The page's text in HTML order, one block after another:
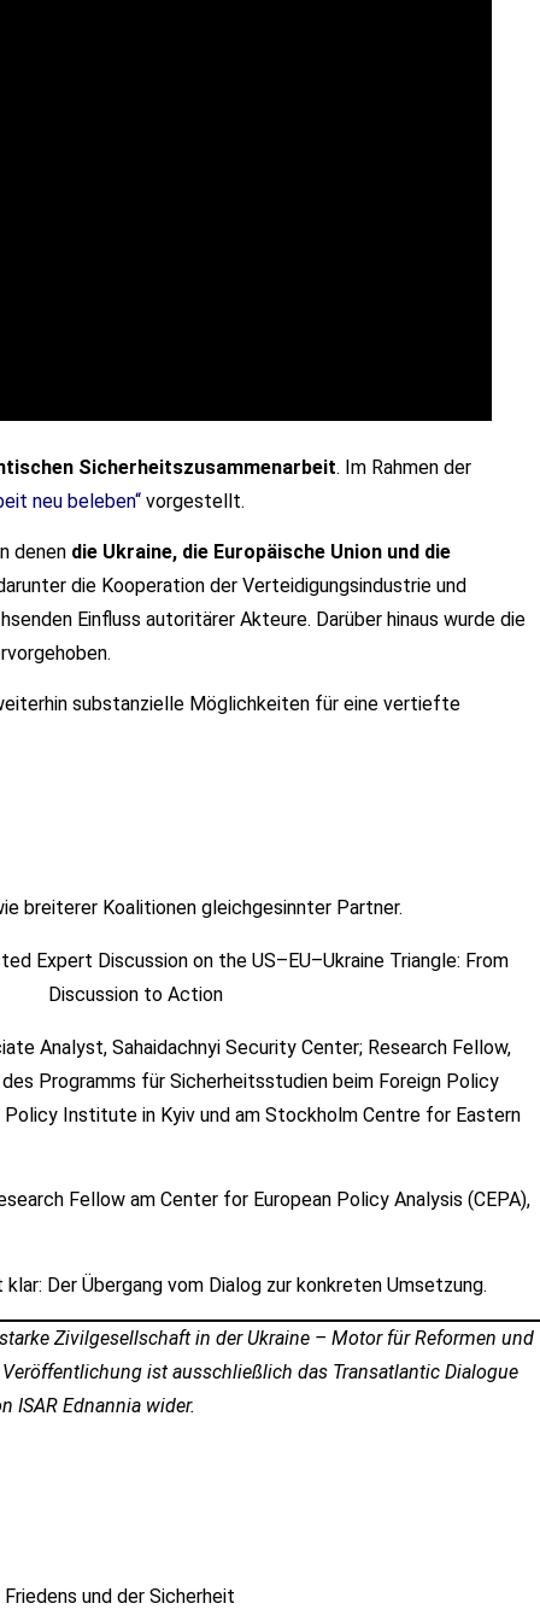
Sicherheitszusammenarbeit. Im Rahmen der
neu beleben“ vorgestellt.
denen die Ukraine, die Europäische Union und die
die Kooperation der Verteidigungsindustrie und
Einfluss autoritärer Akteure. Darüber hinaus wurde die
substanzielle Möglichkeiten für eine vertiefte
breiterer Koalitionen gleichgesinnter Partner.
Analyst, Sahaidachnyi Security Center; Research Fellow,
Programms für Sicherheitsstudien beim Foreign Policy
Policy Institute in Kyiv und am Stockholm Centre for Eastern
Fellow am Center for European Policy Analysis (CEPA),
Der Übergang vom Dialog zur konkreten Umsetzung.
Zivilgesellschaft in der Ukraine – Motor für Reformen und
ist ausschließlich das Transatlantic Dialogue
ISAR Ednannia wider.
und der Sicherheit